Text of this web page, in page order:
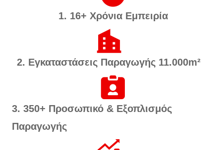
1. 16+ Χρόνια Εμπειρία
2. Εγκαταστάσεις Παραγωγής 11.000m²
3. 350+ Προσωπικό & Εξοπλισμός
Παραγωγής